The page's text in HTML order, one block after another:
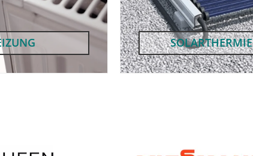
SOLARTHERMIE